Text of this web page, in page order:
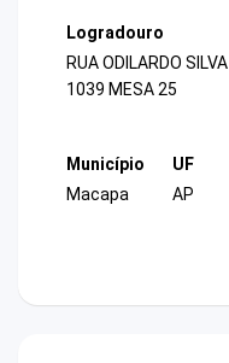
Logradouro
RUA ODILARDO SILVA
1039 MESA 25
Município
Macapa
UF
AP